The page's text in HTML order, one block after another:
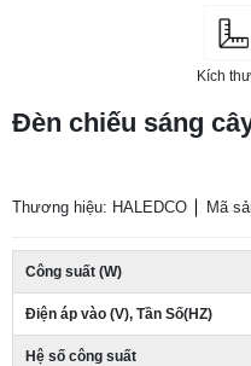
Kích
Đèn chiếu sáng
Thương hiệu: HALEDCO Mã
Công suất (W)
Điện áp vào (V), Tần Số(HZ)
Hệ số công suất